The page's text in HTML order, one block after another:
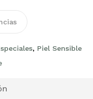
, Piel Sensible